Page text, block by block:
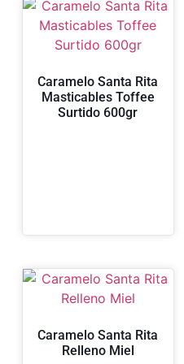
Caramelo Santa Rita
Masticables Toffee
Surtido 600gr
Caramelo Santa Rita
Relleno Miel